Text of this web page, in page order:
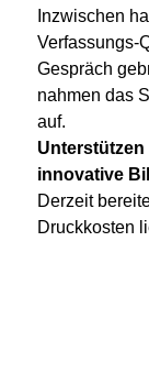
Inzwischen
Verfassungs-
Gespräch
nahmen das
auf.
Unterstützen
innovative
Derzeit
Druckkosten